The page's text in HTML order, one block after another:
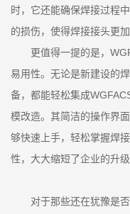
时，它还能确保焊接过程
的损伤，使得焊接接头更
更值得一提的是，
易用性。无论是新建设的
备，都能轻松集成
模改造。其简洁的操作界
够快速上手，轻松掌握焊
性，大大缩短了企业的升
对于那些还在犹豫是